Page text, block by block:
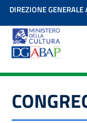
contenuto
DIREZIONE